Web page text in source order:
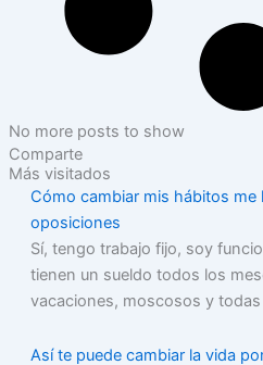
No more posts to show
Comparte
Más visitados
Cómo cambiar mis hábitos me
oposiciones
Sí, tengo trabajo fijo, soy
tienen un sueldo todos los
vacaciones, moscosos y
Así te puede cambiar la vida